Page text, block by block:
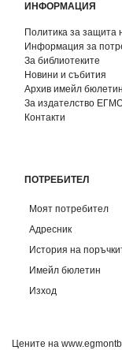
ИНФОРМАЦИЯ
Политика за защита
Информация за
За библиотеките
Новини и събития
Архив имейл
За издателство
Контакти
ПОТРЕБИТЕЛ
Моят потребител
Адресник
История на
Имейл бюлетин
Изход
Цените на